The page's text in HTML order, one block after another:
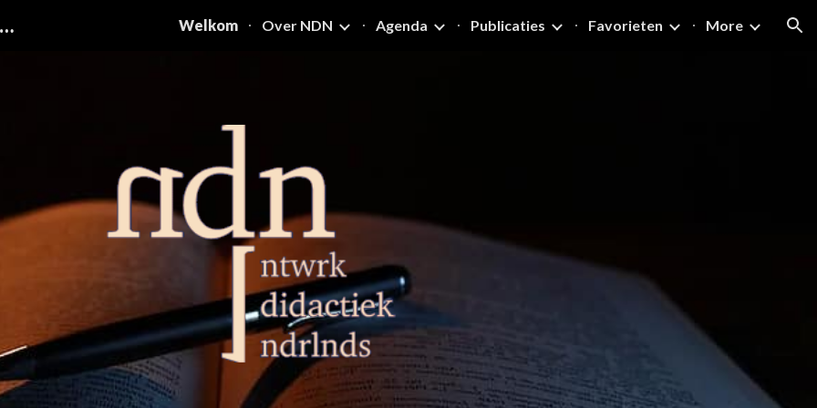
to main content Skip to navigation
NETWERK DIDACTIEK NEDERLANDS Welkom Over NDN Agenda Publicaties Favorieten More